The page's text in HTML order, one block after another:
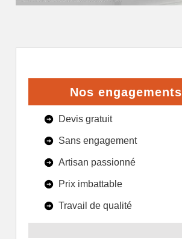
Nos engagements
Devis gratuit
Sans engagement
Artisan passionné
Prix imbattable
Travail de qualité